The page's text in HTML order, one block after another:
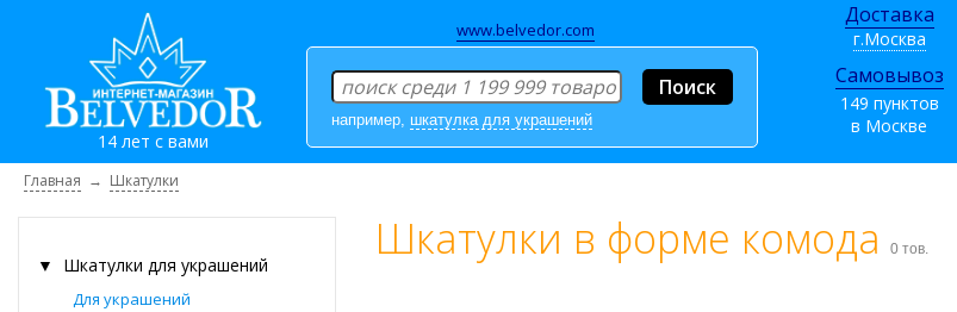
14 лет с вами
www.belvedor.com
например, шкатулка для украшений
Доставка
г.Москва
Самовывоз
149 пунктов
в Москве
Главная → Шкатулки
▼ Шкатулки для украшений
Для украшений
Шкатулки в форме комода 0 тов.